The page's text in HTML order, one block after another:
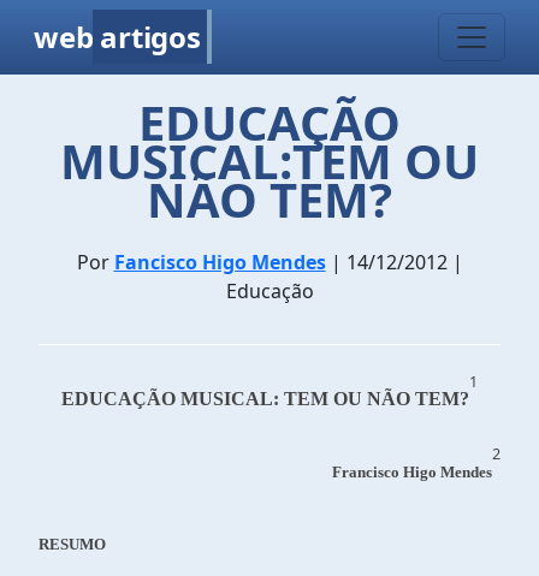
web artigos
EDUCAÇÃO
MUSICAL:TEM OU
NÃO TEM?
Por Fancisco Higo Mendes| 14/12/2012 |
Educação
EDUCAÇÃO MUSICAL: TEM OU NÃO TEM?
1
Francisco Higo Mendes
2
RESUMO